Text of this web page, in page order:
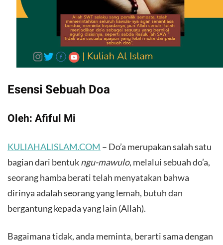
Esensi Sebuah Doa
Oleh:Afiful Mi
KULIAHALISLAM.COM – Do’a merupakan salah satu
bagian dari bentukngu-mawulo, melalui sebuah do’a,
seorang hamba berati telah menyatakan bahwa
dirinya adalah seorang yang lemah, butuh dan
bergantung kepada yang lain (Allah).
Bagaimana tidak, anda meminta, berarti sama dengan